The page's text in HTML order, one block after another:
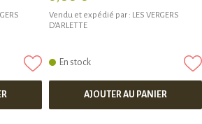
Vendu et expédié par : LES VERGERS
D'ARLETTE
En stock
AJOUTER AU PANIER